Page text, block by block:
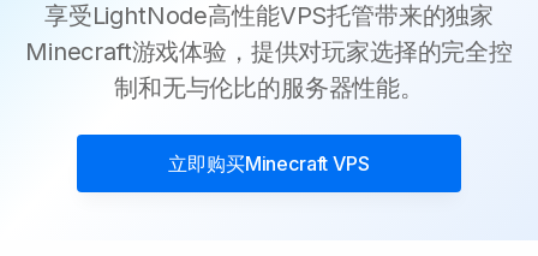
享受LightNode高性能VPS托管带来的独家
Minecraft游戏体验，提供对玩家选择的完全控
制和无与伦比的服务器性能。
立即购买Minecraft VPS